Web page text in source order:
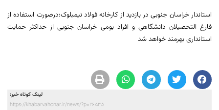
استاندار خراسان جنوبی در بازدید از کارخانه فولاد نیمبلوک:درصورت استفاده از
فارغ التحصیلان دانشگاهی و افراد بومی خراسان جنوبی از حداکثر حمایت
استانداری بهرمند خواهد شد
لینک کوتاه خبر:
https://khabarvahonar.ir/news/?p=26535